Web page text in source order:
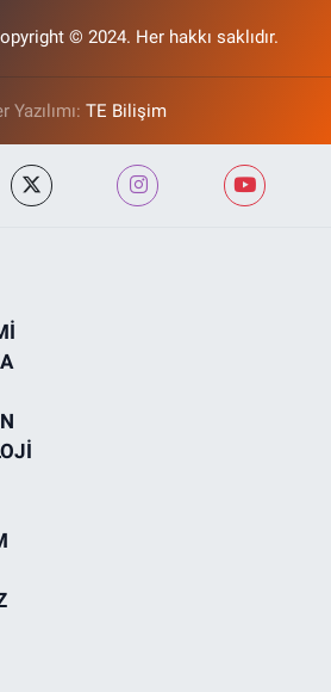
© 2024. Her hakkı saklıdır.
Yazılımı: TE Bilişim